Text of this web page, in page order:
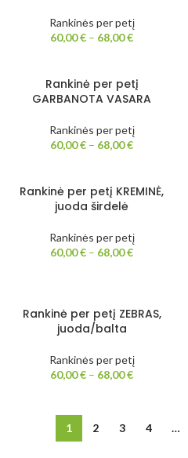
Rankinės per petį
60,00€ – 68,00€
Rankinė per petį
GARBANOTA VASARA
Rankinės per petį
60,00€ – 68,00€
Rankinė per petį KREMINĖ,
juoda širdelė
Rankinės per petį
60,00€ – 68,00€
Rankinė per petį ZEBRAS,
juoda/balta
Rankinės per petį
60,00€ – 68,00€
1 2 3 4 …